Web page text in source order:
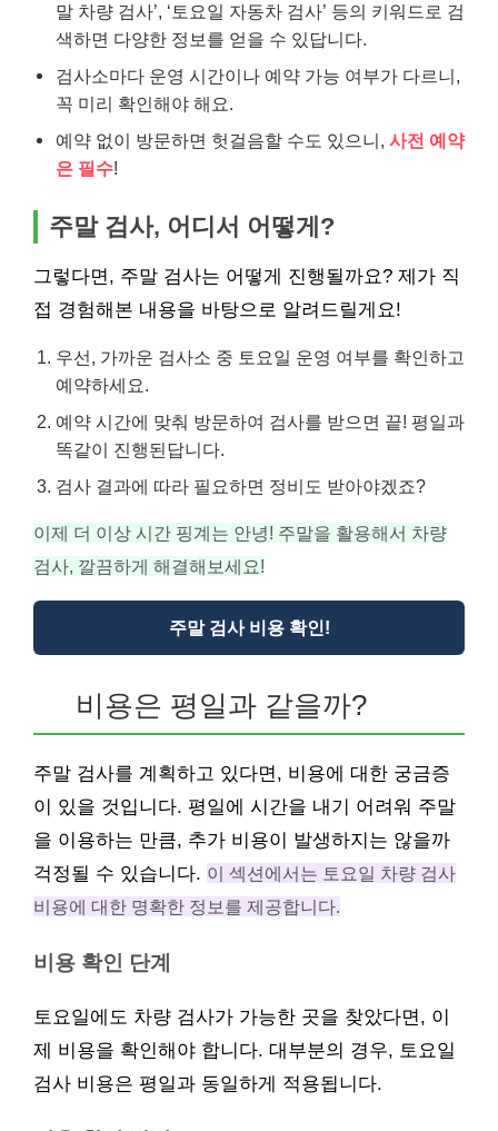
말 차량 검사’, ‘토요일 자동차 검사’ 등의 키워드로 검
색하면 다양한 정보를 얻을 수 있답니다.
검사소마다 운영 시간이나 예약 가능 여부가 다르니,
꼭 미리 확인해야 해요.
예약 없이 방문하면 헛걸음할 수도 있으니, 사전 예약
은 필수!
주말 검사, 어디서 어떻게?
그렇다면, 주말 검사는 어떻게 진행될까요? 제가 직
접 경험해본 내용을 바탕으로 알려드릴게요!
우선, 가까운 검사소 중 토요일 운영 여부를 확인하고
예약하세요.
예약 시간에 맞춰 방문하여 검사를 받으면 끝! 평일과
똑같이 진행된답니다.
검사 결과에 따라 필요하면 정비도 받아야겠죠?
이제 더 이상 시간 핑계는 안녕! 주말을 활용해서 차량
검사, 깔끔하게 해결해보세요!
주말 검사 비용 확인!
비용은 평일과 같을까?
주말 검사를 계획하고 있다면, 비용에 대한 궁금증
이 있을 것입니다. 평일에 시간을 내기 어려워 주말
을 이용하는 만큼, 추가 비용이 발생하지는 않을까
걱정될 수 있습니다. 이 섹션에서는 토요일 차량 검사
비용에 대한 명확한 정보를 제공합니다.
비용 확인 단계
토요일에도 차량 검사가 가능한 곳을 찾았다면, 이
제 비용을 확인해야 합니다. 대부분의 경우, 토요일
검사 비용은 평일과 동일하게 적용됩니다.